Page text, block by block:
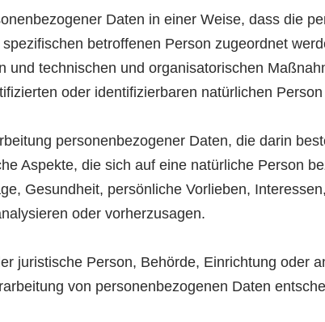
Daten in einer Weise, dass die
betroffenen Person zugeordnet
und technischen und organisatorischen
oder identifizierbaren natürlichen
personenbezogener Daten, die darin
Aspekte, die sich auf eine natürliche Person
Gesundheit, persönliche Vorlieben,
oder vorherzusagen.
juristische Person, Behörde, Einrichtung oder
von personenbezogenen Daten